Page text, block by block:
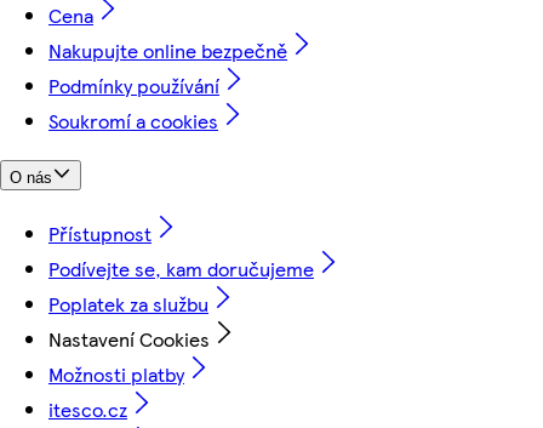
Cena
Nakupujte online bezpečně
Podmínky používání
Soukromí a cookies
O nás
Přístupnost
Podívejte se, kam doručujeme
Poplatek za službu
Nastavení Cookies
Možnosti platby
itesco.cz